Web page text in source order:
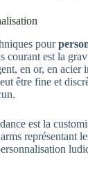
pour
courant est la
en or, en acier
être fine et
est la
représentant